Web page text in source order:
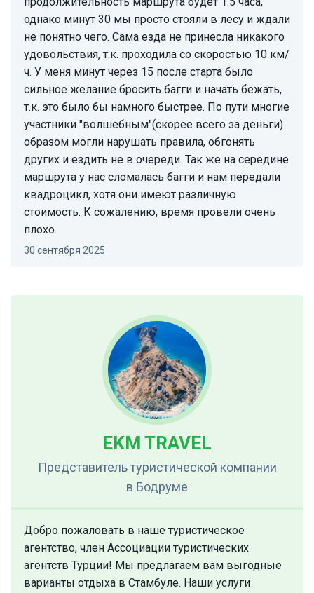
однако минут 30 мы просто стояли в лесу и ждали
не понятно чего. Сама езда не принесла никакого
удовольствия, т.к. проходила со скоростью 10 км/
ч. У меня минут через 15 после старта было
сильное желание бросить багги и начать бежать,
т.к. это было бы намного быстрее. По пути многие
участники "волшебным"(скорее всего за деньги)
образом могли нарушать правила, обгонять
других и ездить не в очереди. Так же на середине
маршрута у нас сломалась багги и нам передали
квадроцикл, хотя они имеют различную
стоимость. К сожалению, время провели очень
плохо.
30 сентября 2025
EKM TRAVEL
Представитель туристической компании
в Бодруме
Добро пожаловать в наше туристическое
агентство, член Ассоциации туристических
агентств Турции! Мы предлагаем вам выгодные
варианты отдыха в Стамбуле. Наши услуги